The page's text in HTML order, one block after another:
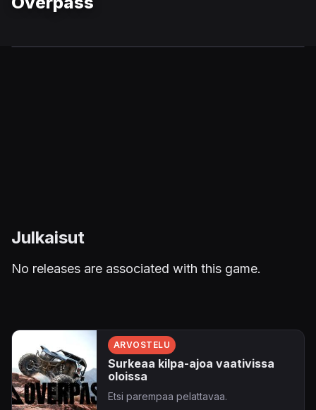
Julkaisut
No releases are associated with this game.
ARVOSTELU
Surkeaa kilpa-ajoa vaativissa
oloissa
Etsi parempaa pelattavaa.